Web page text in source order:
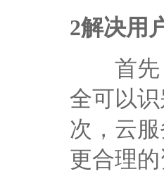
2解决用
首先，
全可以
次，云
更合理